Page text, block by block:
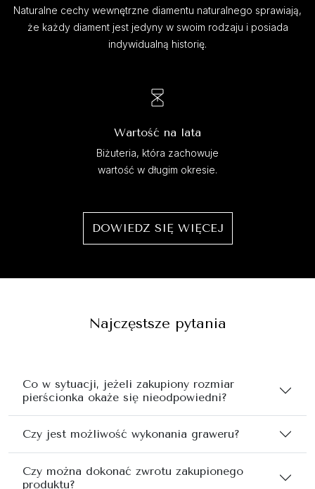
Naturalne cechy wewnętrzne diamentu naturalnego sprawiają,
że każdy diament jest jedyny w swoim rodzaju i posiada
indywidualną historię.
Wartość na lata
Biżuteria, która zachowuje
wartość w długim okresie.
DOWIEDZ SIĘ WIĘCEJ
Najczęstsze pytania
Co w sytuacji, jeżeli zakupiony rozmiar
pierścionka okaże się nieodpowiedni?
Czy jest możliwość wykonania graweru?
Czy można dokonać zwrotu zakupionego
produktu?